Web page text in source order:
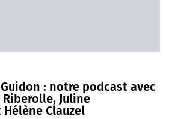
: notre podcast avec
Juline
Clauzel